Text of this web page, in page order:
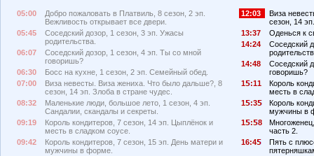
05:00
Добро пожаловать в Платвиль, 8 сезон, 2 эп.
Вежливость открывает все двери.
05:45
Соседский дозор, 1 сезон, 3 эп. Ужасы
родительства.
06:07
Соседский дозор, 1 сезон, 4 эп. Ты со мной
говоришь?
06:30
Босс на кухне, 1 сезон, 2 эп. Семейный обед.
07:00
Виза невесты. Виза жениха. Что было дальше?, 8
сезон, 14 эп. Злоба в стране чудес.
08:32
Маленькие люди, большое лето, 1 сезон, 4 эп.
Сандалии, скандалы и секреты.
09:19
Король кондитеров, 7 сезон, 14 эп. Цыплёнок и
месть в сладком соусе.
09:42
Король кондитеров, 7 сезон, 15 эп. День матери и
мужчины в форме.
12:03
Виза
сезон, 14
13:37
Оденься к
14:24
Соседский
14:48
Соседский
говоришь?
1
:11
Король
месть в
1
:3
Король
мужчины в
1
: 8
часть 2.
16:4
Пять с